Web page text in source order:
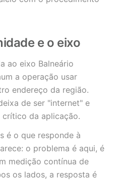
e o eixo
ao eixo Balneário
a operação usar
endereço da região.
de ser "internet" e
crítico da aplicação.
é o que responde à
o problema é aqui, é
medição contínua de
os lados, a resposta é